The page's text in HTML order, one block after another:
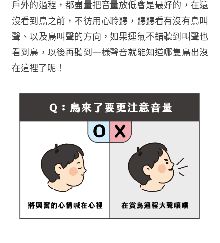
戶外的過程，都盡量把音量放低會是最好的，在還
沒看到鳥之前，不彷用心聆聽，聽聽看有沒有鳥叫
聲、以及鳥叫聲的方向，如果運氣不錯聽到叫聲也
看到鳥，以後再聽到一樣聲音就能知道哪隻鳥出沒
在這裡了呢！